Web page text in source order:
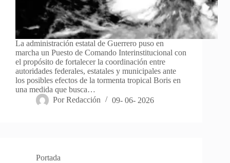
La administración estatal de Guerrero puso en
marcha un Puesto de Comando Interinstitucional con
el propósito de fortalecer la coordinación entre
autoridades federales, estatales y municipales ante
los posibles efectos de la tormenta tropical Boris en
una medida que busca…
Por Redacción 09- 06- 2026
Portada